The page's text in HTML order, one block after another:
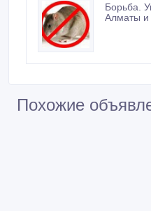
Борьба.
Алматы и
Похожие